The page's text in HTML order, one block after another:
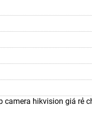
hikvision giá rẻ